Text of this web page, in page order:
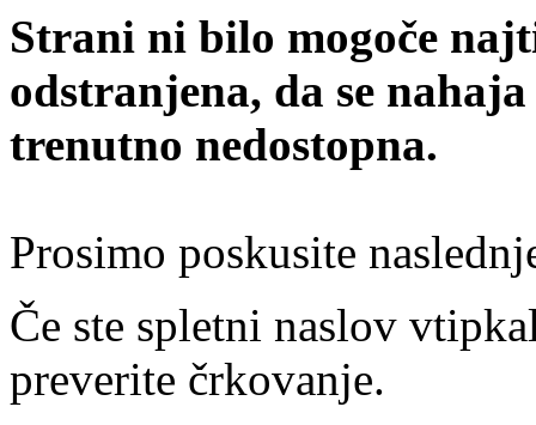
Strani ni bilo mogoče
odstranjena, da se
trenutno nedostopna.
Prosimo poskusite
Če ste spletni naslov
preverite črkovanje.